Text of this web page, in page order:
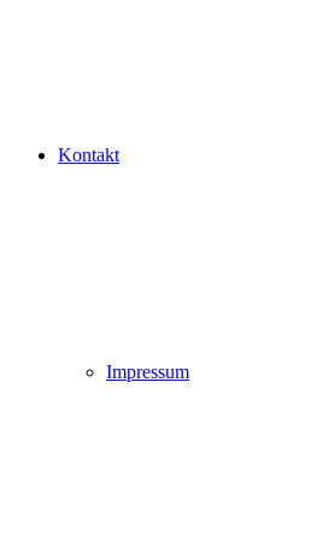
Kontakt
Impressum